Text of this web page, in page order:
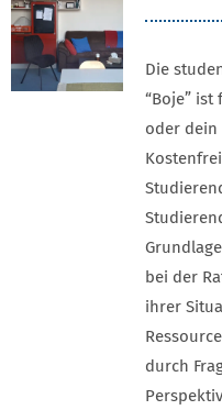
Die
“Boje”
oder dein
bei der
ihrer
durch